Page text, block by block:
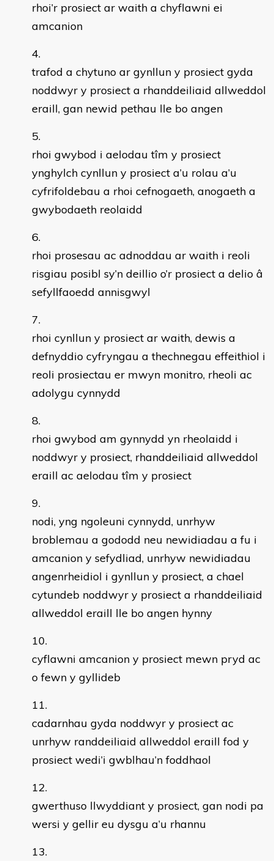
rhoi’r prosiect ar waith a chyflawni ei
amcanion
trafod a chytuno ar gynllun y prosiect gyda
noddwyr y prosiect a rhanddeiliaid allweddol
eraill, gan newid pethau lle bo angen
rhoi gwybod i aelodau tîm y prosiect
ynghylch cynllun y prosiect a’u rolau a’u
cyfrifoldebau a rhoi cefnogaeth, anogaeth a
gwybodaeth reolaidd
rhoi prosesau ac adnoddau ar waith i reoli
risgiau posibl sy’n deillio o’r prosiect a delio â
sefyllfaoedd annisgwyl
rhoi cynllun y prosiect ar waith, dewis a
defnyddio cyfryngau a thechnegau effeithiol i
reoli prosiectau er mwyn monitro, rheoli ac
adolygu cynnydd
rhoi gwybod am gynnydd yn rheolaidd i
noddwyr y prosiect, rhanddeiliaid allweddol
eraill ac aelodau tîm y prosiect
nodi, yng ngoleuni cynnydd, unrhyw
broblemau a gododd neu newidiadau a fu i
amcanion y sefydliad, unrhyw newidiadau
angenrheidiol i gynllun y prosiect, a chael
cytundeb noddwyr y prosiect a rhanddeiliaid
allweddol eraill lle bo angen hynny
cyflawni amcanion y prosiect mewn pryd ac
o fewn y gyllideb
cadarnhau gyda noddwyr y prosiect ac
unrhyw randdeiliaid allweddol eraill fod y
prosiect wedi’i gwblhau’n foddhaol
gwerthuso llwyddiant y prosiect, gan nodi pa
wersi y gellir eu dysgu a’u rhannu